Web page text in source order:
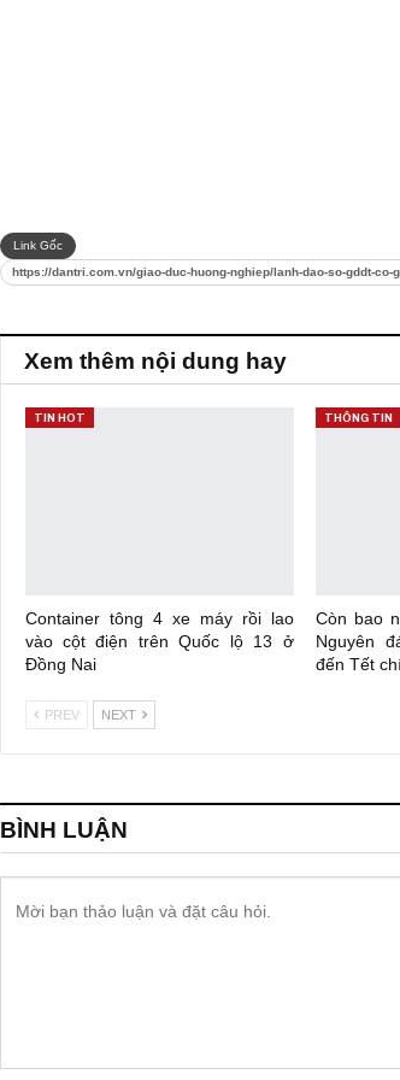
Link Gốc
https://dantri.com.vn/giao-duc-huong-nghiep/lanh-dao-so-gddt-
Xem thêm nội dung hay
TIN HOT
Container tông 4 xe máy rồi lao
vào cột điện trên Quốc lộ 13 ở
Đồng Nai
THÔNG TIN
Còn bao
Nguyên
đến Tết
PREV NEXT
BÌNH LUẬN